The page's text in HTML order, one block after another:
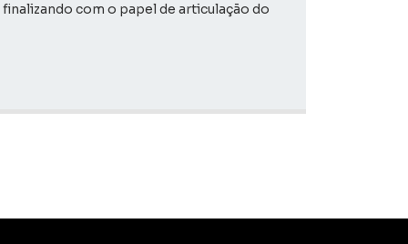
com o papel de articulação do